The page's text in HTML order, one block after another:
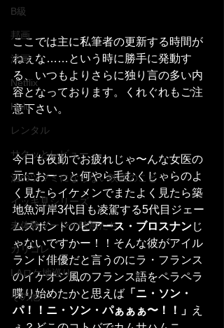
B級
邦画
洋画
Netflix
Hulu
レンタル
サクッとレビュー
酒のツマミにならない映画のこと
イッキ見シリーズ
未体験ゾーンの映画たち
カリコレ
LAロケ地巡り
その他
ここでは主に私筆者の更新する時間が
ねぇな……という時に勝手に発動す
る、いつもよりさらに独り言の多い内
容となっております。くれぐれもご注
意下さい。
今日も夜勤でお疲れじゃ〜んな女医の
元におーっと何やら毛むくじゃらのよ
く見たらイケメンでまたよく見たら築
地魚河岸3代目も凌駕する5代目ジェー
ムズボンドのピアース・ブロスナンじ
ゃないですかー！！そんな彼がアイル
ランド俳優だと言うのにラ・フランス
のイケオジ風のフランス語をペラペラ
喋り始めたかと思えば 「ニ・ソン・
パ！！ニ・ソン・パぁぁぁ〜！！」
え